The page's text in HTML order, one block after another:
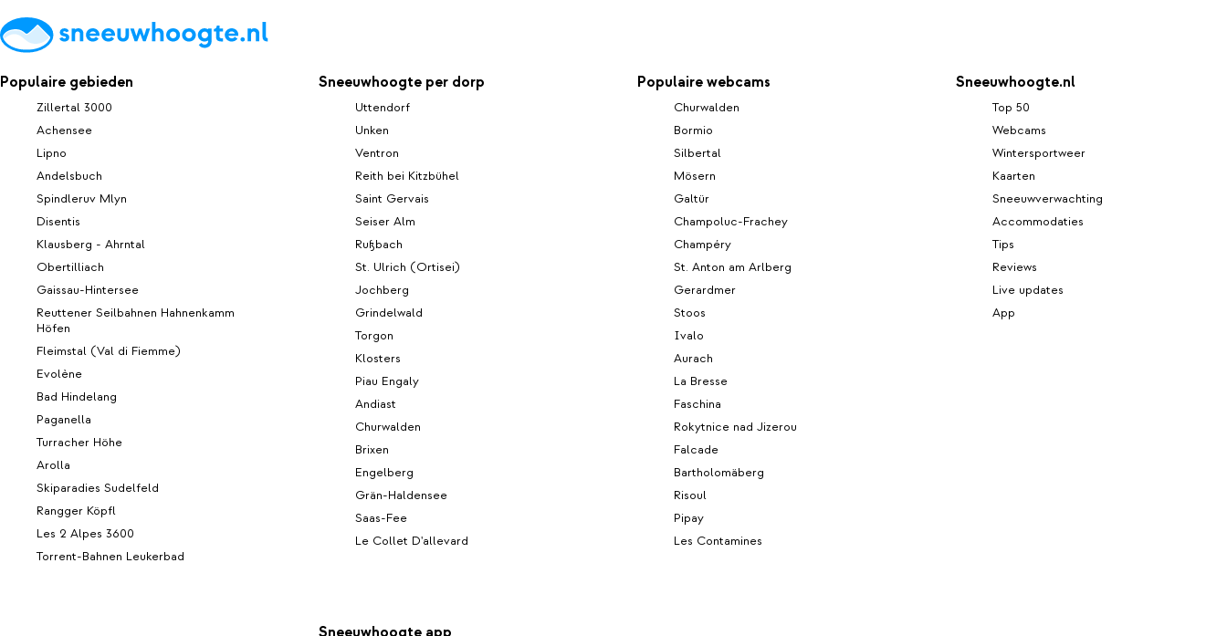
Populaire gebieden
Zillertal 3000
Achensee
Lipno
Andelsbuch
Spindleruv Mlyn
Disentis
Klausberg - Ahrntal
Obertilliach
Gaissau-Hintersee
Reuttener Seilbahnen Hahnenkamm
Höfen
Fleimstal (Val di Fiemme)
Evolène
Bad Hindelang
Paganella
Turracher Höhe
Arolla
Skiparadies Sudelfeld
Rangger Köpfl
Les 2 Alpes 3600
Torrent-Bahnen Leukerbad
Sneeuwhoogte per dorp
Uttendorf
Unken
Ventron
Reith bei Kitzbühel
Saint Gervais
Seiser Alm
Rußbach
St. Ulrich (Ortisei)
Jochberg
Grindelwald
Torgon
Klosters
Piau Engaly
Andiast
Churwalden
Brixen
Engelberg
Grän-Haldensee
Saas-Fee
Le Collet D'allevard
Populaire webcams
Churwalden
Bormio
Silbertal
Mösern
Galtür
Champoluc-Frachey
Champéry
St. Anton am Arlberg
Gerardmer
Stoos
Ivalo
Aurach
La Bresse
Faschina
Rokytnice nad Jizerou
Falcade
Bartholomäberg
Risoul
Pipay
Les Contamines
Sneeuwhoogte.nl
Top 50
Webcams
Wintersportweer
Kaarten
Sneeuwverwachting
Accommodaties
Tips
Reviews
Live updates
App